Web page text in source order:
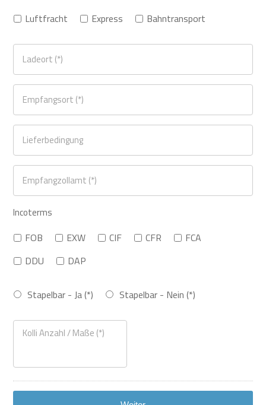
Luftfracht
Express Bahntransport
Incoterms
FOB EXW CIF CFR
FCA
DDU
DAP
Stapelbar - Ja (*) Stapelbar - Nein (*)